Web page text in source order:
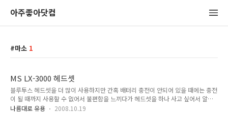
아주좋아닷컴
마소 1
MS LX-3000 헤드셋
블루투스 헤드셋을 더 많이 사용하지만 간혹 배터리 충전이 안되어 있을 때에는 충전
이 될 때까지 사용할 수 없어서 불편함을 느끼다가 헤드셋을 하나 사고 싶어서 알아
보던 중 구입하게 된 제품. 헤드셋이야 예전부터 몇번 사봤는데 대게 1만원 이하의
나름대로 유용 2008.10.19